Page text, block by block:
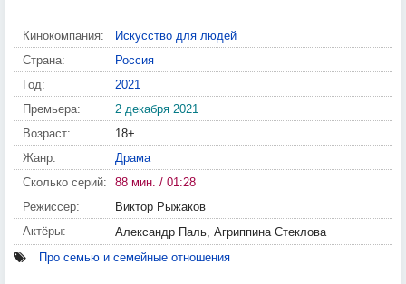
Кинокомпания:
Искусство для людей
Страна:
Россия
Год:
2021
Премьера:
2 декабря 2021
Возраст:
18+
Жанр:
Драма
Сколько серий:
88 мин. / 01:28
Режиссер:
Виктор Рыжаков
Актёры:
Александр Паль, Агриппина Стеклова
Про семью и семейные отношения